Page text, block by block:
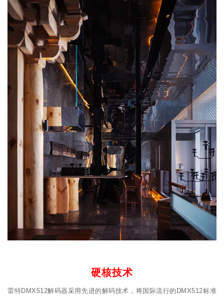
硬核技术
雷特DMX512解码器采用先进的解码技术，将国际流行的DMX512标准